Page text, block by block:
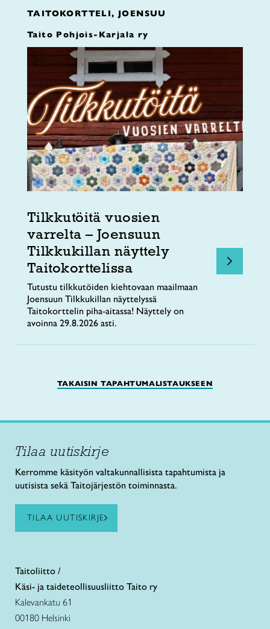
TAITOKORTTELI, JOENSUU
Taito Pohjois-Karjala ry
Tilkkutöitä vuosien
varrelta – Joensuun
Tilkkukillan näyttely
Taitokorttelissa
Tutustu tilkkutöiden kiehtovaan maailmaan
Joensuun Tilkkukillan näyttelyssä
Taitokorttelin piha-aitassa! Näyttely on
avoinna 29.8.2026 asti.
TAKAISIN TAPAHTUMALISTAUKSEEN
Tilaa uutiskirje
Kerromme käsityön valtakunnallisista tapahtumista ja
uutisista sekä Taitojärjestön toiminnasta.
TILAA UUTISKIRJE
Taitoliitto /
Käsi- ja taideteollisuusliitto Taito ry
Kalevankatu 61
00180 Helsinki